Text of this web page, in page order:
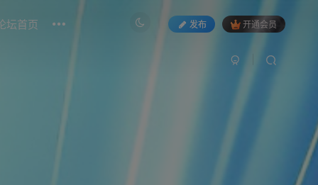
坛首页 发布 开通会员